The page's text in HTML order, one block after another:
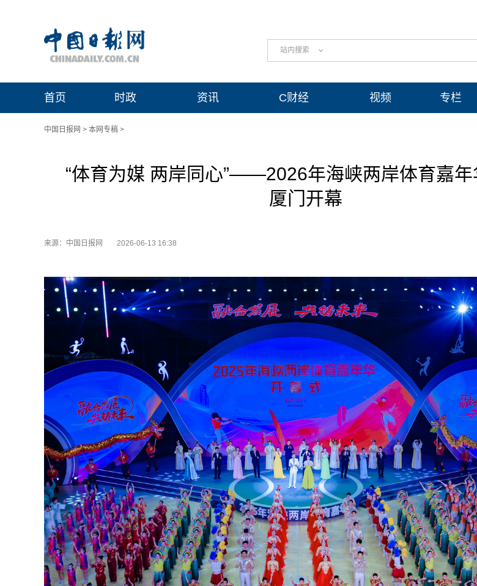
站内搜索
首页 时政 资讯 C财经 视频 专栏
中国日报网 > 本网专稿 >
“体育为媒 两岸同心”——2026年海峡两岸体育嘉年
厦门开幕
来源：中国日报网 2026-06-13 16:38